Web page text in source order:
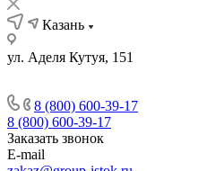
Казань
ул. Аделя Кутуя, 151
8 (800) 600-39-17
8 (800) 600-39-17
Заказать звонок
E-mail